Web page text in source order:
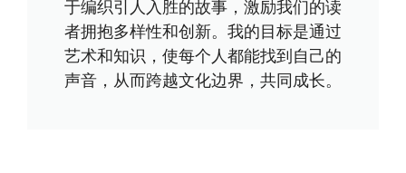
于编织引人入胜的故事，激励我们的读
者拥抱多样性和创新。我的目标是通过
艺术和知识，使每个人都能找到自己的
声音，从而跨越文化边界，共同成长。